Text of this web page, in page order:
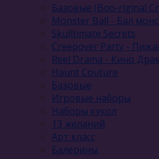
Базовые (Boo-riginal
Monster Ball - Бал
Skulltimate Secrets
Creepover Party -
Reel Drama - Кино
Haunt Couture
Базовые
Игровые наборы
Наборы кукол
13 желаний
Арт класс
Балерины